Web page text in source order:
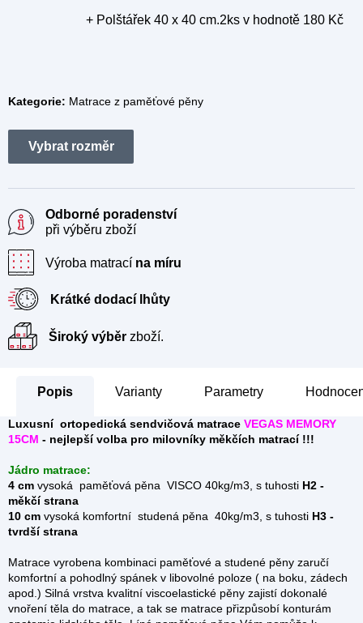
+ Polštářek 40 x 40 cm.2ks v hodnotě 180 Kč
Kategorie: Matrace z paměťové pěny
Odborné poradenství
při výběru zboží
Výroba matrací na míru
Krátké dodací lhůty
Široký výběr zboží.
Popis Parametry
Luxusní ortopedická sendvičová matrace VEGAS MEMORY
15CM - nejlepší volba pro milovníky měkčích matrací !!!
Jádro matrace:
4 cm vysoká paměťová pěna VISCO 40kg/m3, s tuhosti H2 -
měkčí strana
10 cm vysoká komfortní studená pěna 40kg/m3, s tuhosti H3 -
tvrdší strana
Matrace vyrobena kombinaci paměťové a studené pěny zaručí
komfortní a pohodlný spánek v libovolné poloze ( na boku, zádech
apod.) Silná vrstva kvalitní viscoelastické pěny zajistí dokonalé
vnoření těla do matrace, a tak se matrace přizpůsobí konturám